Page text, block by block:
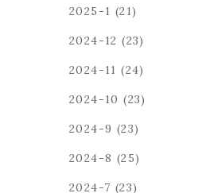
2025-1 (21)
2024-12 (23)
2024-11 (24)
2024-10 (23)
2024-9 (23)
2024-8 (25)
2024-7 (23)